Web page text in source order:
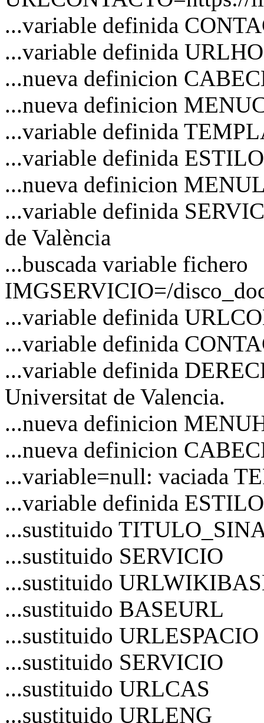
...variable definida
...variable definida
...nueva definicion
...nueva definicion
...variable definida
...variable definida
...nueva definicion
...variable definida
de València
...buscada variable fichero
IMGSERVICIO=/
...variable definida
...variable definida
...variable definida
Universitat de Valencia.
...nueva definicion
...nueva definicion
...variable=null: vaciada
...variable definida
...sustituido
...sustituido SERVICIO
...sustituido
...sustituido BASEURL
...sustituido URLESPACIO
...sustituido SERVICIO
...sustituido URLCAS
...sustituido URLENG